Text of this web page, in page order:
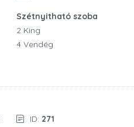
Szétnyitható szoba
2 King
4 Vendég
ID: 271